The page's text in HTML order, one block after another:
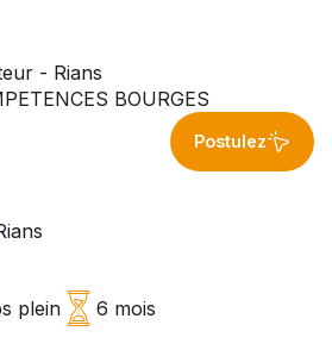
- Rians
BOURGES
Postulez
plein 6 mois